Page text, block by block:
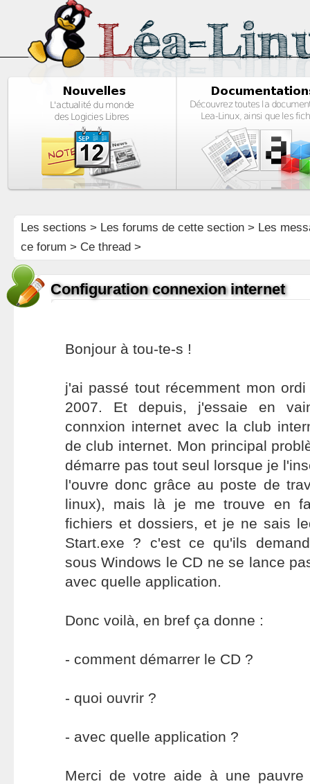
Les sections > Les forums de cette section> Les
ce forum > Ce thread >
Configuration connexion internet
Bonjour à tou-te-s !
j'ai passé tout récemment mon
2007. Et depuis, j'essaie en
connxion internet avec la club
de club internet. Mon principal
démarre pas tout seul lorsque je
l'ouvre donc grâce au poste de
linux), mais là je me trouve en
fichiers et dossiers, et je ne sais
Start.exe ? c'est ce qu'ils
sous Windows le CD ne se lance
avec quelle application.
Donc voilà, en bref ça donne :
- comment démarrer le CD ?
- quoi ouvrir ?
- avec quelle application ?
Merci de votre aide à une pauvre